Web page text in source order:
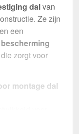
dalvan
Ze zijn
een
zorgt voor
montage dal
voor